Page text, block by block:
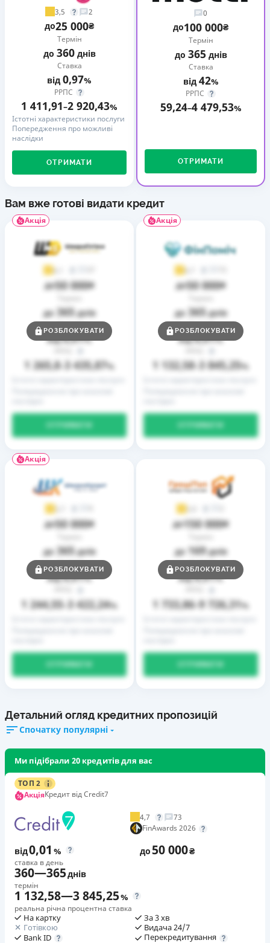
3,5 2
до25 000₴
Термін
до 360днів
Ставка
від 0,97%
РРПС
1 411,91–2 920,43%
Істотні характеристики послуги
Попередження про можливі
наслідки
ОТРИМАТИ
0
до100 000₴
Термін
до 365днів
Ставка
від 42%
РРПС
59,24–4 479,53%
ОТРИМАТИ
Вам вже готові видати кредит
Акція
4,1
до50 000₴
до 365днів
Ставка
від0,01%
1 265,8 3 435,87%
РОЗБЛОКУВАТИ
Акція
4,7
до50 000₴
до 365днів
Ставка
від0,01%
1 132,58 3 845,25%
РОЗБЛОКУВАТИ
Акція
3,7
до50 000₴
до 365днів
Ставка
від0,01%
1 244,55– 3 422,24%
ОТРИМАТИ
РОЗБЛОКУВАТИ
3,9
до150 000₴
до 169днів
Ставка
від0,01%
1 733,86– 9 726,31%
ОТРИМАТИ
РОЗБЛОКУВАТИ
Детальний огляд кредитних пропозицій
Спочатку популярні
Ми підібрали 20 кредитів для вас
ТОП 2
АкціяКредит від Credit7
4,7
73
FinAwards 2026
від0,01 %
ставка в день
до50 000₴
360—365днів
термін
1 132,58—3 845,25%
реальна річна процентна ставка
На картку
Готівкою
Bank ID
За 3 хв
Видача 24/7
Перекредитування